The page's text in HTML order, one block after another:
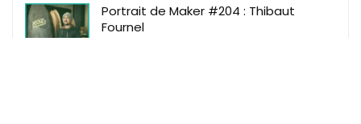
Portrait de Maker #204 : Thibaut
Fournel